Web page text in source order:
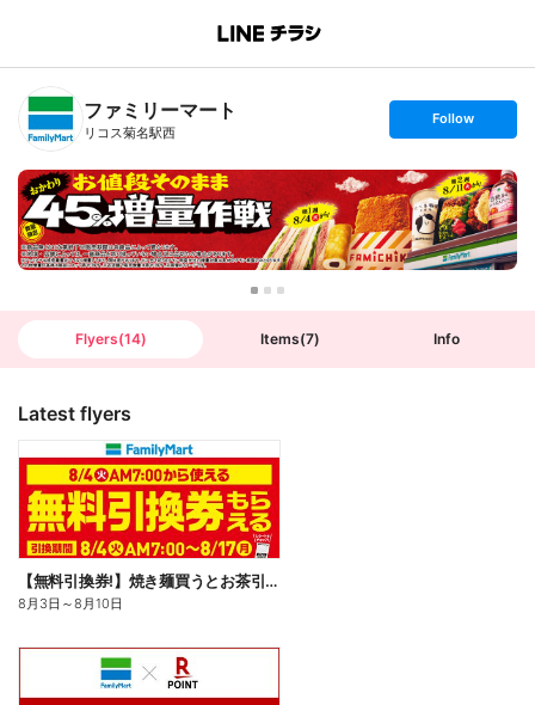
B
n
T
ファミリーマート
リコス菊名駅西
s
t
o
l
l
o
w
Follow
Flyers(14) Items(7) Info
Latest flyers
【無料引換券!】焼き麺買うとお茶引換券貰える!
8月3日 ～8月10日